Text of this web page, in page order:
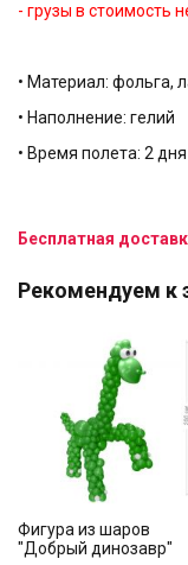
- грузы в стоимость
• Материал: фольга,
• Наполнение: гелий
• Время полета: 2 дня
Бесплатная
Рекомендуем к
Фигура из шаров
"Добрый динозавр"